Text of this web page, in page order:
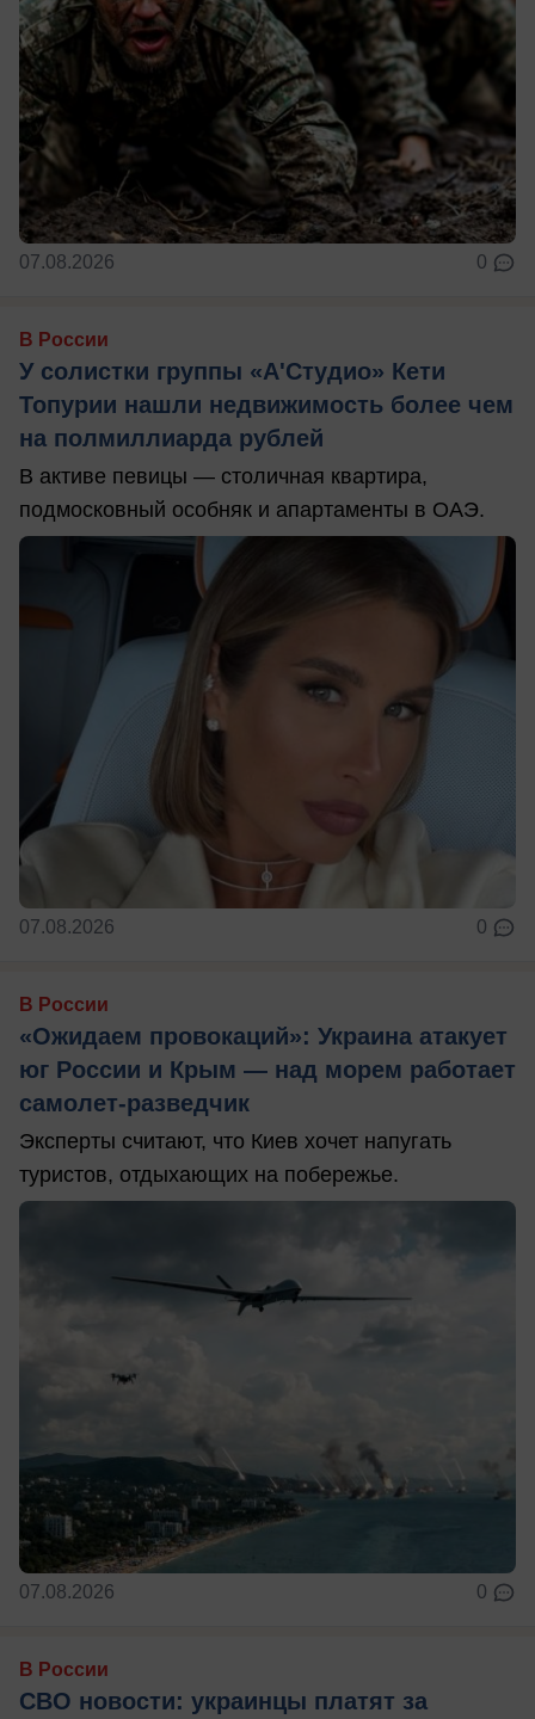
07.08.2026 0
В России
У солистки группы «А'Студио» Кети
Топурии нашли недвижимость более чем
на полмиллиарда рублей
В активе певицы — столичная квартира,
подмосковный особняк и апартаменты в ОАЭ.
07.08.2026 0
В России
«Ожидаем провокаций»: Украина атакует
юг России и Крым — над морем работает
самолет-разведчик
Эксперты считают, что Киев хочет напугать
туристов, отдыхающих на побережье.
07.08.2026 0
В России
СВО новости: украинцы платят за